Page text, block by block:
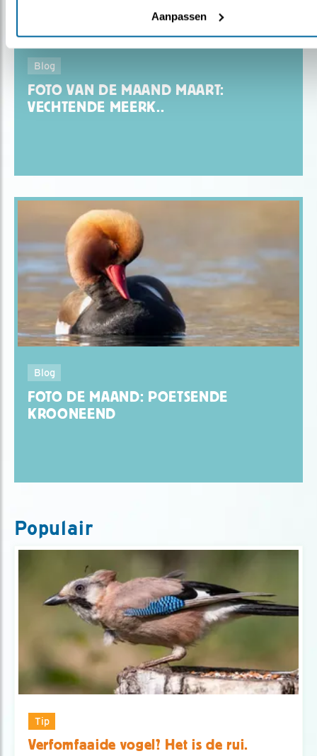
Aanpassen
Blog
FOTO VAN DE MAAND MAART:
VECHTENDE MEERK..
Blog
FOTO DE MAAND: POETSENDE
KROONEEND
Populair
Tip
Verfomfaaide vogel? Het is de rui.